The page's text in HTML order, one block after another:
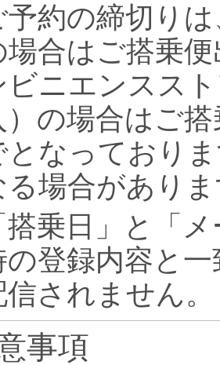
予約の締切り
場合はご搭乗
ビニエンスス
）の場合はご
となっており
る場合があり
搭乗日」と「
の登録内容と
信されません。
事項